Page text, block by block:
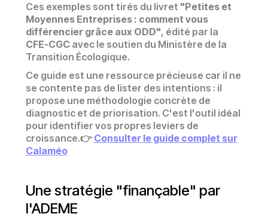
Ces exemples sont tirés du livret "Petites et
Moyennes Entreprises : comment vous
différencier grâce aux ODD", édité par la
CFE-CGCavec le soutien du Ministère de la
Transition Écologique.
Ce guide est une ressource précieuse car il ne
se contente pas de lister des intentions : il
propose une méthodologie concrète de
diagnostic et de priorisation. C'est l'outil idéal
pour identifier vos propres leviers de
croissance.👉 Consulter le guide complet sur
Calaméo
Une stratégie "finançable" par
l'ADEME